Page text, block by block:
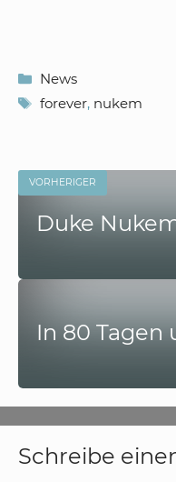
Kategorien
News
Schlagwörter
forever, nukem
VORHERIGER
Duke
In 80 Tagen
Schreibe